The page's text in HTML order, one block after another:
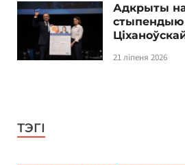
Адкрыты
стыпендыю
21 ліпеня 2026
ТЭГІ